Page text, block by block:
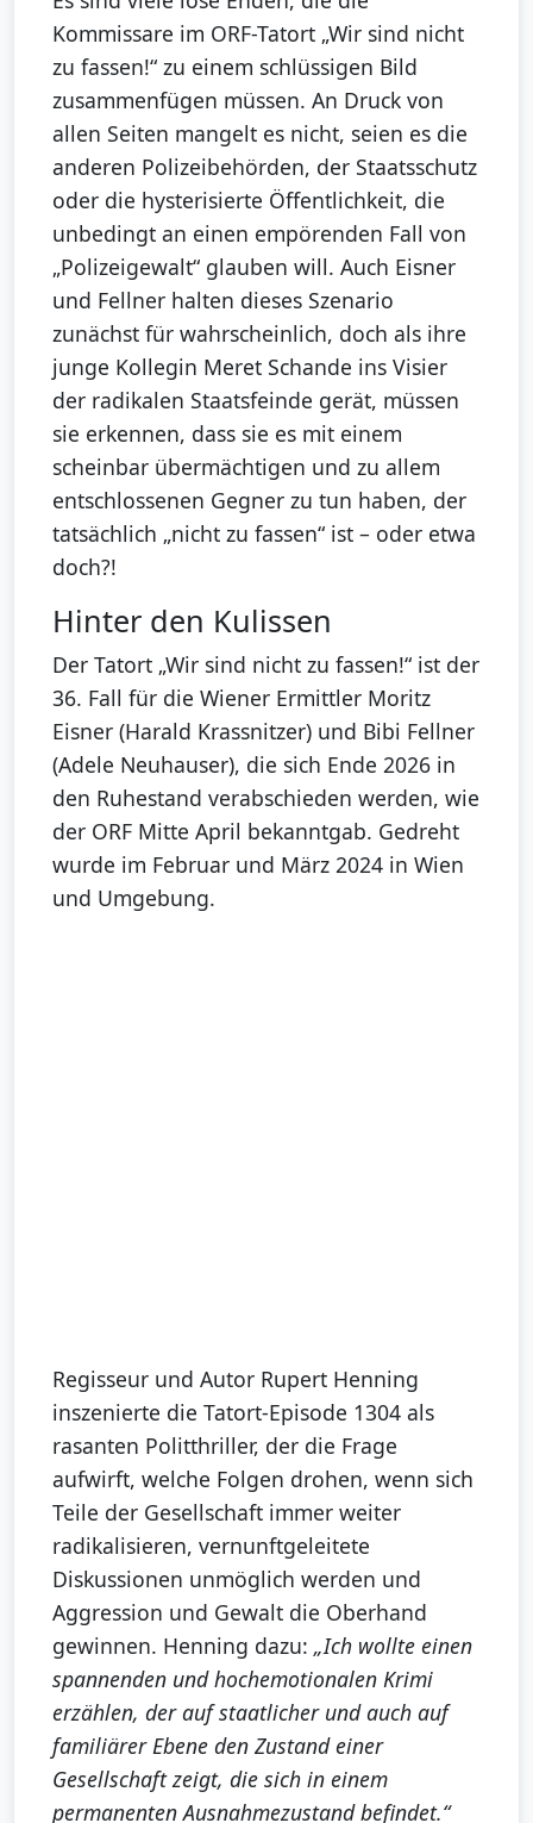
Kommissare im ORF-Tatort „Wir sind nicht
zu fassen!“ zu einem schlüssigen Bild
zusammenfügen müssen. An Druck von
allen Seiten mangelt es nicht, seien es die
anderen Polizeibehörden, der Staatsschutz
oder die hysterisierte Öffentlichkeit, die
unbedingt an einen empörenden Fall von
„Polizeigewalt“ glauben will. Auch Eisner
und Fellner halten dieses Szenario
zunächst für wahrscheinlich, doch als ihre
junge Kollegin Meret Schande ins Visier
der radikalen Staatsfeinde gerät, müssen
sie erkennen, dass sie es mit einem
scheinbar übermächtigen und zu allem
entschlossenen Gegner zu tun haben, der
tatsächlich „nicht zu fassen“ ist – oder etwa
doch?!
Hinter den Kulissen
Der Tatort „Wir sind nicht zu fassen!“ ist der
36. Fall für die Wiener Ermittler Moritz
Eisner (Harald Krassnitzer) und Bibi Fellner
(Adele Neuhauser), die sich Ende 2026 in
den Ruhestand verabschieden werden, wie
der ORF Mitte April bekanntgab. Gedreht
wurde im Februar und März 2024 in Wien
und Umgebung.
Regisseur und Autor Rupert Henning
inszenierte die Tatort-Episode 1304 als
rasanten Politthriller, der die Frage
aufwirft, welche Folgen drohen, wenn sich
Teile der Gesellschaft immer weiter
radikalisieren, vernunftgeleitete
Diskussionen unmöglich werden und
Aggression und Gewalt die Oberhand
gewinnen. Henning dazu: „Ich wollte einen
spannenden und hochemotionalen Krimi
erzählen, der auf staatlicher und auch auf
familiärer Ebene den Zustand einer
Gesellschaft zeigt, die sich in einem
permanenten Ausnahmezustand befindet.“